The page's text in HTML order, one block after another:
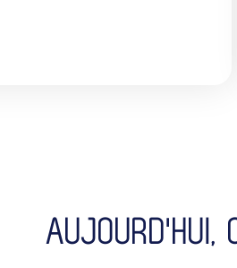
AUJOURD'HUI,